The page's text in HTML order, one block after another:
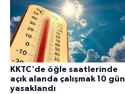
KKTC'de öğle saatlerinde
açık alanda çalışmak 10 gün
yasaklandı